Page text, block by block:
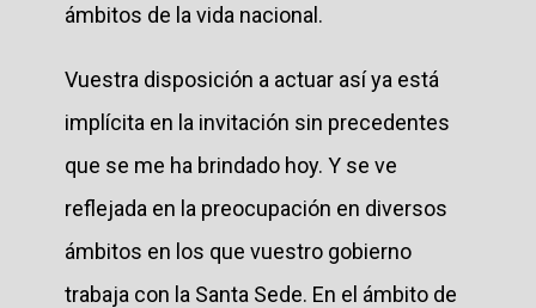
ámbitos de la vida nacional.
Vuestra disposición a actuar así ya está
implícita en la invitación sin precedentes
que se me ha brindado hoy. Y se ve
reflejada en la preocupación en diversos
ámbitos en los que vuestro gobierno
trabaja con la Santa Sede. En el ámbito de